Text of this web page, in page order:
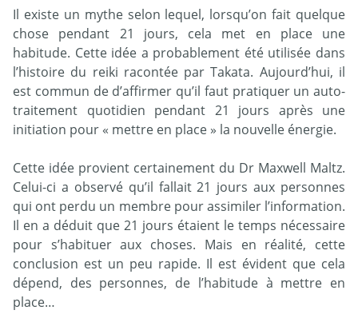
Il existe un mythe selon lequel, lorsqu’on fait quelque
chose pendant 21 jours, cela met en place une
habitude. Cette idée a probablement été utilisée dans
l’histoire du reiki racontée par Takata. Aujourd’hui, il
est commun de d’affirmer qu’il faut pratiquer un auto-
traitement quotidien pendant 21 jours après une
initiation pour « mettre en place » la nouvelle énergie.
Cette idée provient certainement du Dr Maxwell Maltz.
Celui-ci a observé qu’il fallait 21 jours aux personnes
qui ont perdu un membre pour assimiler l’information.
Il en a déduit que 21 jours étaient le temps nécessaire
pour s’habituer aux choses. Mais en réalité, cette
conclusion est un peu rapide. Il est évident que cela
dépend, des personnes, de l’habitude à mettre en
place…